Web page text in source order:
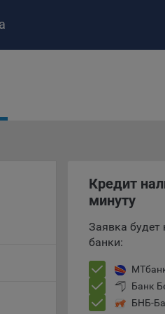
и
–
Кредит
минуту
Заявка будет
банки:
Банк
БНБ-